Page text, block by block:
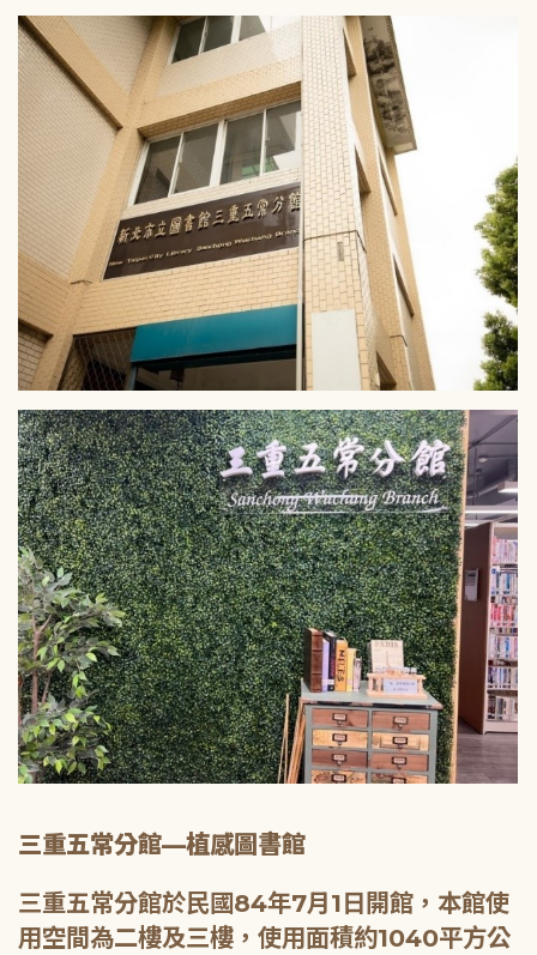
三重五常分館—植感圖書館
三重五常分館於民國84年7月1日開館，本館使
用空間為二樓及三樓，使用面積約1040平方公